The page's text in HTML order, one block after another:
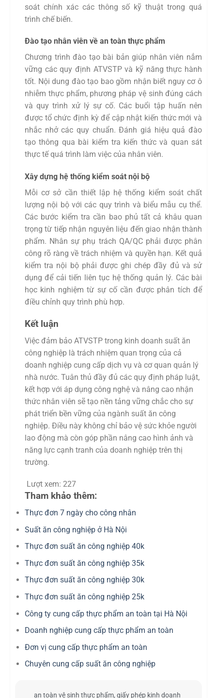
soát chính xác các thông số kỹ thuật trong quá
trình chế biến.
Đào tạo nhân viên về an toàn thực phẩm
Chương trình đào tạo bài bản giúp nhân viên nắm
vững các quy định ATVSTP và kỹ năng thực hành
tốt. Nội dung đào tạo bao gồm nhận biết nguy cơ ô
nhiễm thực phẩm, phương pháp vệ sinh đúng cách
và quy trình xử lý sự cố. Các buổi tập huấn nên
được tổ chức định kỳ để cập nhật kiến thức mới và
nhắc nhở các quy chuẩn. Đánh giá hiệu quả đào
tạo thông qua bài kiểm tra kiến thức và quan sát
thực tế quá trình làm việc của nhân viên.
Xây dựng hệ thống kiểm soát nội bộ
Mỗi cơ sở cần thiết lập hệ thống kiểm soát chất
lượng nội bộ với các quy trình và biểu mẫu cụ thể.
Các bước kiểm tra cần bao phủ tất cả khâu quan
trọng từ tiếp nhận nguyên liệu đến giao nhận thành
phẩm. Nhân sự phụ trách QA/QC phải được phân
công rõ ràng về trách nhiệm và quyền hạn. Kết quả
kiểm tra nội bộ phải được ghi chép đầy đủ và sử
dụng để cải tiến liên tục hệ thống quản lý. Các bài
học kinh nghiệm từ sự cố cần được phân tích để
điều chỉnh quy trình phù hợp.
Kết luận
Việc đảm bảo ATVSTP trong kinh doanh suất ăn
công nghiệp là trách nhiệm quan trọng của cả
doanh nghiệp cung cấp dịch vụ và cơ quan quản lý
nhà nước. Tuân thủ đầy đủ các quy định pháp luật,
kết hợp với áp dụng công nghệ và nâng cao nhận
thức nhân viên sẽ tạo nền tảng vững chắc cho sự
phát triển bền vững của ngành suất ăn công
nghiệp. Điều này không chỉ bảo vệ sức khỏe người
lao động mà còn góp phần nâng cao hình ảnh và
năng lực cạnh tranh của doanh nghiệp trên thị
trường.
Lượt xem: 227
Tham khảo thêm:
Thực đơn 7 ngày cho công nhân
Suất ăn công nghiệp ở Hà Nội
Thực đơn suất ăn công nghiệp 40k
Thực đơn suất ăn công nghiệp 35k
Thực đơn suất ăn công nghiệp 30k
Thực đơn suất ăn công nghiệp 25k
Công ty cung cấp thực phẩm an toàn tại Hà Nội
Doanh nghiệp cung cấp thực phẩm an toàn
Đơn vị cung cấp thực phẩm an toàn
Chuyên cung cấp suất ăn công nghiệp
an toàn vệ sinh thực phẩm, giấy phép kinh doanh